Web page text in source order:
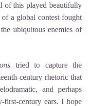
of this played beautifully
a global contest fought
ubiquitous enemies of
tried to capture the
century rhetoric that
and perhaps
first-century ears. I hope